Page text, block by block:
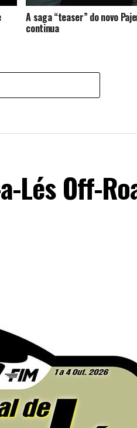
A saga “teaser” do novo
continua
Lés Off-